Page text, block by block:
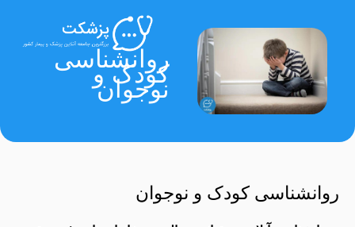
روانشناسی
کودک و
نوجوان
روانشناسی کودک و نوجوان